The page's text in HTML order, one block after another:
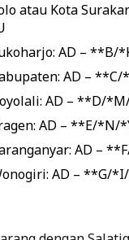
atau Kota
AD – **B/
AD –
AD – **D/
AD – **E/*N/
AD –
AD – **G/